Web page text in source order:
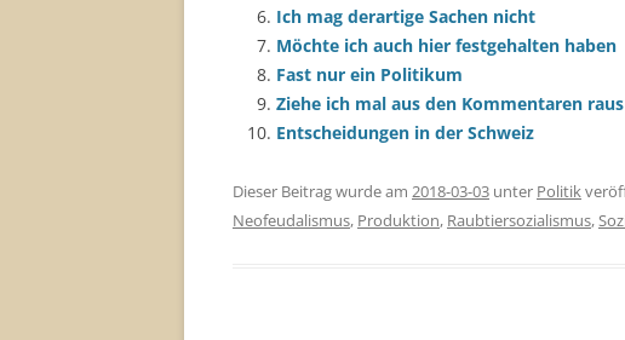
Ich mag derartige Sachen nicht
Möchte ich auch hier festgehalten haben
Fast nur ein Politikum
Ziehe ich mal aus den Kommentaren raus
Entscheidungen in der Schweiz
Dieser Beitrag wurde am 2018-03-03 unter Politik
Neofeudalismus, Produktion, Raubtiersozialismus,